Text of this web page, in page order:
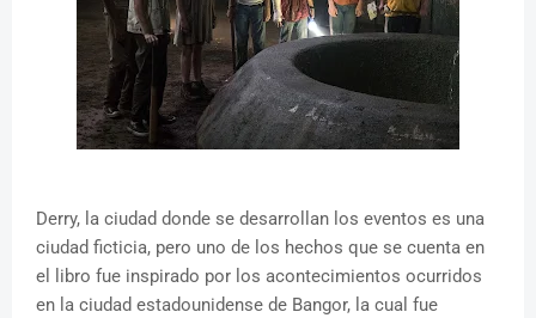
Derry, la ciudad donde se desarrollan los eventos es una
ciudad ficticia, pero uno de los hechos que se cuenta en
el libro fue inspirado por los acontecimientos ocurridos
en la ciudad estadounidense de Bangor, la cual fue